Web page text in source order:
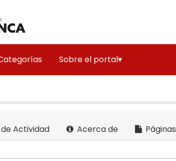
Sobre el portal▾
de Actividad Acerca de Páginas